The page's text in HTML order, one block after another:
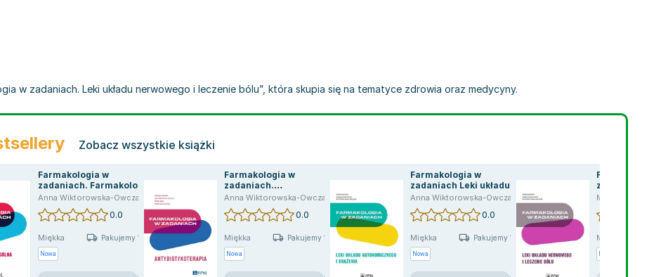
w zadaniach. Leki układu nerwowego i leczenie bólu”, która skupia się na tematyce zdrowia oraz medycyny.
Zobacz wszystkie książki
,opracowanie zbiorowe, praca zbiorowa Anna Wiktorowska-Owczarek
Farmakologia w
zadaniach. Farmakologia
ogólna i kliniczna
,Małgorzata Berezińska ,opracowanie zbiorowe
0.0
Miękka Pakujemy 10.08
Nowa
Farmakologia w
zadaniach.
Antybiotykoterapia
Anna Wiktorowska-Owczarek,Małgorzata Berezińska ,Monika Bigoś,praca zbiorowa
0.0
Miękka Pakujemy 10.08
Nowa
Farmakologia w
zadaniach Leki układu
autonomicznego i
krążenia
Anna Wiktorowska-Owczarek,Małgorzata Berezińska
0.0
Miękka Pakujemy 10.08
Nowa
Farmakologia
zadaniach.
nerwowego i
Małgorzata
Miękka
Nowa